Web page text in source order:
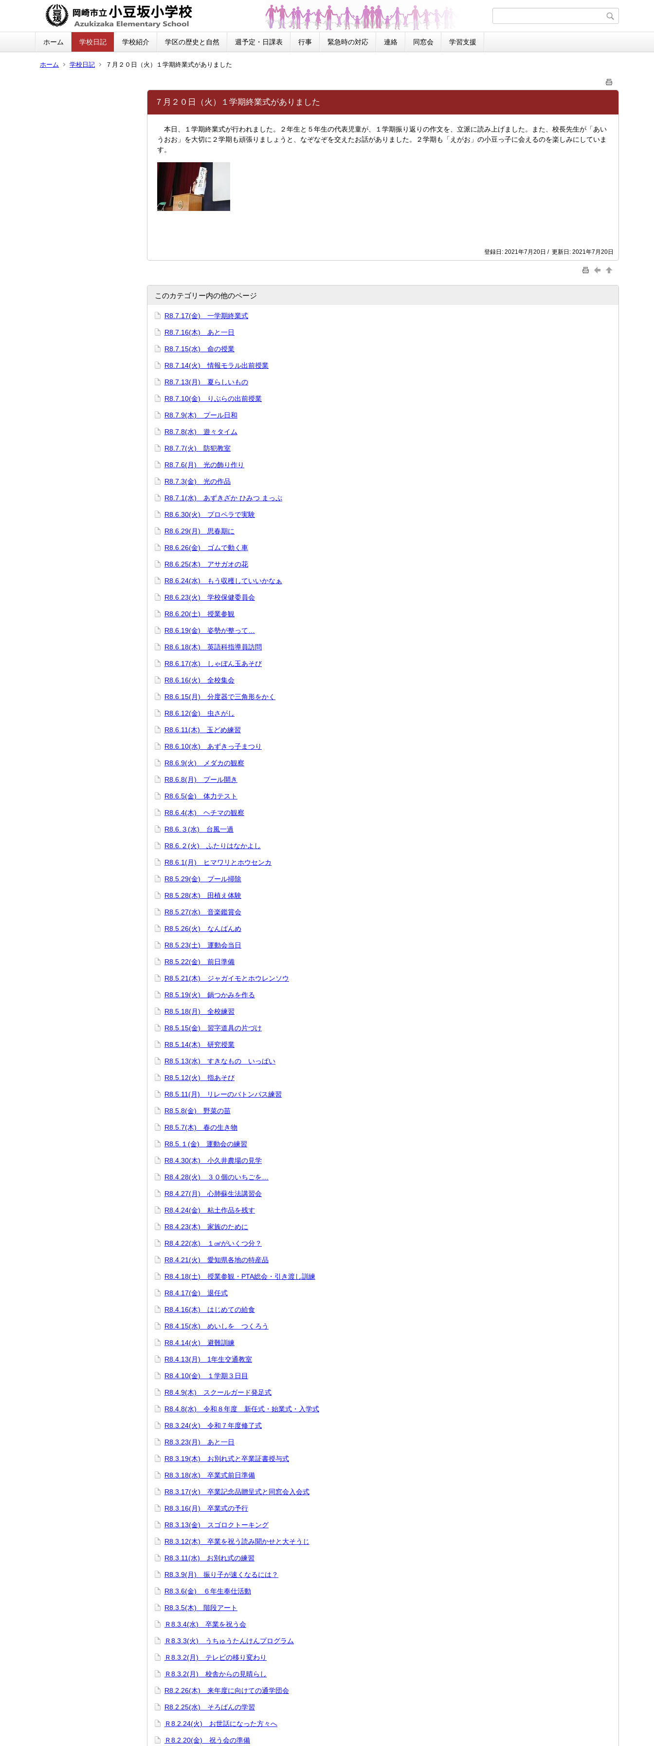
ホーム 学校日記 学校紹介 学区の歴史と自然 週予定・日課表 行事 緊急時の対応 連絡 同窓会 学習支援
ホーム 学校日記 ７月２０日（火）１学期終業式がありました
７月２０日（火）１学期終業式がありました
本日、１学期終業式が行われました。２年生と５年生の代表児童が、１学期振り返りの作文を、立派に読み上げました。また、校長先生が「あい
うおお」を大切に２学期も頑張りましょうと、なぞなぞを交えたお話がありました。２学期も「えがお」の小豆っ子に会えるのを楽しみにしていま
す。
登録日: 2021年7月20日 / 更新日: 2021年7月20日
このカテゴリー内の他のページ
R8.7.17(金) 一学期終業式
R8.7.16(木) あと一日
R8.7.15(水) 命の授業
R8.7.14(火) 情報モラル出前授業
R8.7.13(月) 夏らしいもの
R8.7.10(金) りぶらの出前授業
R8.7.9(木) プール日和
R8.7.8(水) 遊々タイム
R8.7.7(火) 防犯教室
R8.7.6(月) 光の飾り作り
R8.7.3(金) 光の作品
R8.7.1(水) あずきざか ひみつ まっぷ
R8.6.30(火) プロペラで実験
R8.6.29(月) 思春期に
R8.6.26(金) ゴムで動く車
R8.6.25(木) アサガオの花
R8.6.24(水) もう収穫していいかなぁ
R8.6.23(火) 学校保健委員会
R8.6.20(土) 授業参観
R8.6.19(金) 姿勢が整って…
R8.6.18(木) 英語科指導員訪問
R8.6.17(水) しゃぼん玉あそび
R8.6.16(火) 全校集会
R8.6.15(月) 分度器で三角形をかく
R8.6.12(金) 虫さがし
R8.6.11(木) 玉どめ練習
R8.6.10(水) あずきっ子まつり
R8.6.9(火) メダカの観察
R8.6.8(月) プール開き
R8.6.5(金) 体力テスト
R8.6.4(木) ヘチマの観察
R8.6.３(水) 台風一過
R8.6.２(火) ふたりはなかよし
R8.6.1(月) ヒマワリとホウセンカ
R8.5.29(金) プール掃除
R8.5.28(木) 田植え体験
R8.5.27(水) 音楽鑑賞会
R8.5.26(火) なんばんめ
R8.5.23(土) 運動会当日
R8.5.22(金) 前日準備
R8.5.21(木) ジャガイモとホウレンソウ
R8.5.19(火) 鍋つかみを作る
R8.5.18(月) 全校練習
R8.5.15(金) 習字道具の片づけ
R8.5.14(木) 研究授業
R8.5.13(水) すきなもの いっぱい
R8.5.12(火) 指あそび
R8.5.11(月) リレーのバトンパス練習
R8.5.8(金) 野菜の苗
R8.5.7(木) 春の生き物
R8.5.１(金) 運動会の練習
R8.4.30(木) 小久井農場の見学
R8.4.28(火) ３０個のいちごを…
R8.4.27(月) 心肺蘇生法講習会
R8.4.24(金) 粘土作品を残す
R8.4.23(木) 家族のために
R8.4.22(水) １㎤がいくつ分？
R8.4.21(火) 愛知県各地の特産品
R8.4.18(土) 授業参観・PTA総会・引き渡し訓練
R8.4.17(金) 退任式
R8.4.16(木) はじめての給食
R8.4.15(水) めいしを つくろう
R8.4.14(火) 避難訓練
R8.4.13(月) 1年生交通教室
R8.4.10(金) １学期３日目
R8.4.9(木) スクールガード発足式
R8.4.8(水) 令和８年度 新任式・始業式・入学式
R8.3.24(火) 令和７年度修了式
R8.3.23(月) あと一日
R8.3.19(木) お別れ式と卒業証書授与式
R8.3.18(水) 卒業式前日準備
R8.3.17(火) 卒業記念品贈呈式と同窓会入会式
R8.3.16(月) 卒業式の予行
R8.3.13(金) スゴロクトーキング
R8.3.12(木) 卒業を祝う読み聞かせと大そうじ
R8.3.11(水) お別れ式の練習
R8.3.9(月) 振り子が速くなるには？
R8.3.6(金) ６年生奉仕活動
R8.3.5(木) 階段アート
Ｒ8.3.4(水) 卒業を祝う会
Ｒ8.3.3(火) うちゅうたんけんプログラム
Ｒ8.3.2(月) テレビの移り変わり
Ｒ8.3.2(月) 校舎からの見晴らし
R8.2.26(木) 来年度に向けての通学団会
R8.2.25(水) そろばんの学習
Ｒ8.2.24(火) お世話になった方々へ
Ｒ8.2.20(金) 祝う会の準備